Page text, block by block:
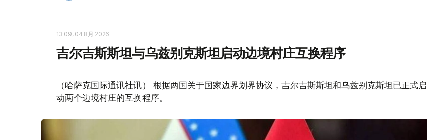
13:09, 04 8月 2026
吉尔吉斯斯坦与乌兹别克斯坦启动边境村庄互换程序
（哈萨克国际通讯社讯） 根据两国关于国家边界划界协议，吉尔吉斯斯坦和乌兹别克斯坦已正式启
动两个边境村庄的互换程序。